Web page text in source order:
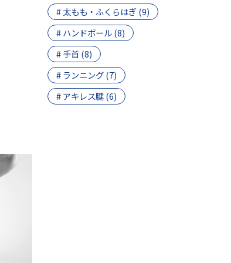
# 太もも・ふくらはぎ (9)
# ハンドボール (8)
# 手首 (8)
# ランニング (7)
# アキレス腱 (6)